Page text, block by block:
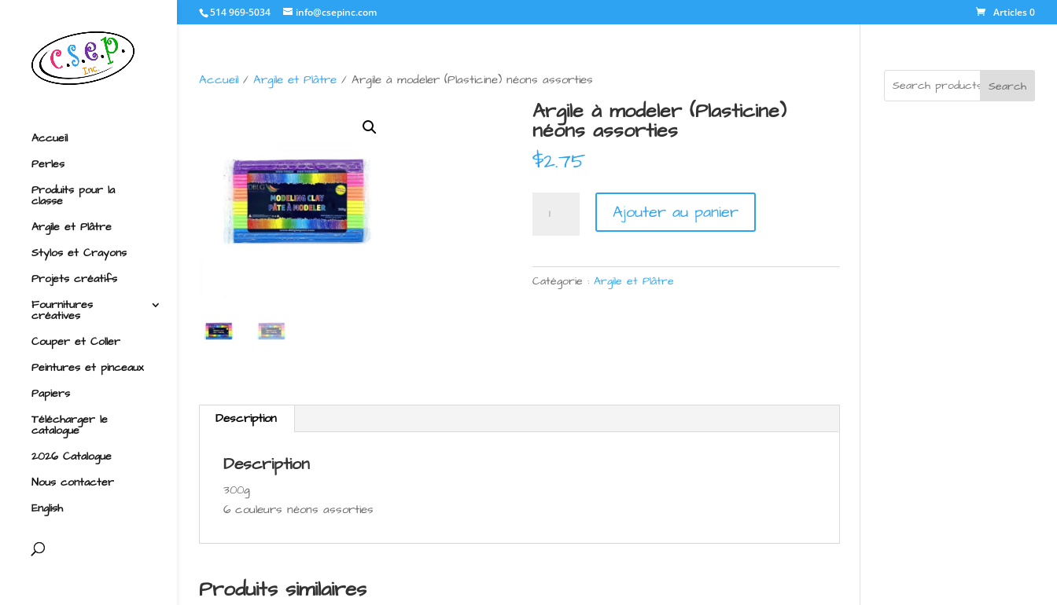
514 969-5034 info@csepinc.com Articles 0
Accueil
Perles
Produits pour la
classe
Argile et Plâtre
Stylos et Crayons
Projets créatifs
Fournitures
créatives
Couper et Coller
Peintures et pinceaux
Papiers
Télécharger le
catalogue
2026 Catalogue
Nous contacter
English
Accueil/ Argile et Plâtre/ Argile à modeler (Plasticine) néons assorties
Argile à modeler (Plasticine)
néons assorties
$2.75
modeler
Ajouter au panier
Catégorie : Argile et Plâtre
Description
Description
300g
6 couleurs néons assorties
Produits similaires
Search